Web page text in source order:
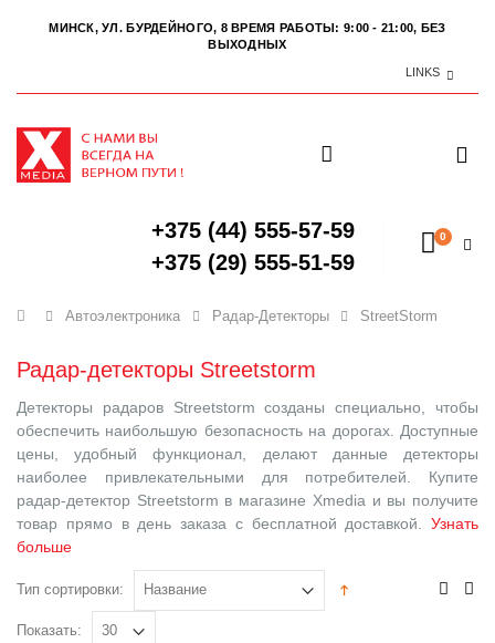
МИНСК, УЛ. БУРДЕЙНОГО, 8 ВРЕМЯ РАБОТЫ: 9:00 - 21:00, БЕЗ
ВЫХОДНЫХ
LINKS
+375 (44) 555-57-59
+375 (29) 555-51-59
0
Главная
Автоэлектроника Радар-Детекторы StreetStorm
Радар-детекторы Streetstorm
Детекторы радаров Streetstorm созданы специально, чтобы
обеспечить наибольшую безопасность на дорогах. Доступные
цены, удобный функционал, делают данные детекторы
наиболее привлекательными для потребителей. Купите
радар-детектор Streetstorm в магазине Xmedia и вы получите
товар прямо в день заказа с бесплатной доставкой. Узнать
больше
Тип сортировки:
Показать: